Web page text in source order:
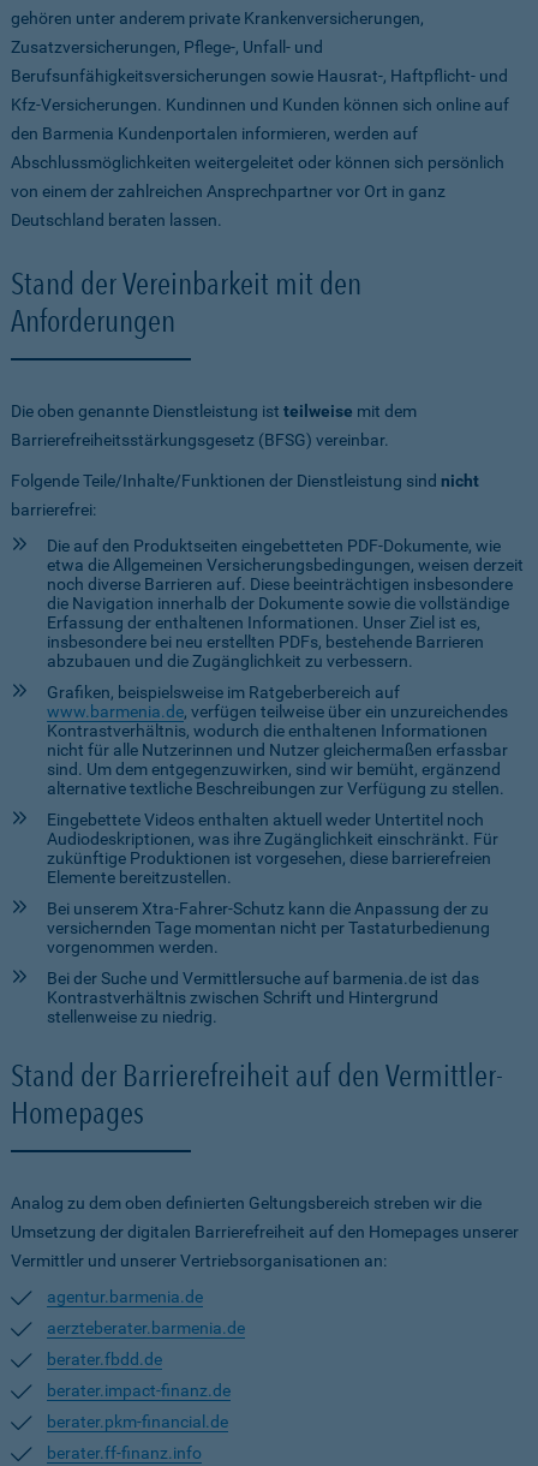
gehören unter anderem private Krankenversicherungen,
Zusatzversicherungen, Pflege-, Unfall- und
Berufsunfähigkeitsversicherungen sowie Hausrat-, Haftpflicht- und
Kfz-Versicherungen. Kundinnen und Kunden können sich online auf
den Barmenia Kundenportalen informieren, werden auf
Abschlussmöglichkeiten weitergeleitet oder können sich persönlich
von einem der zahlreichen Ansprechpartner vor Ort in ganz
Deutschland beraten lassen.
Stand der Vereinbarkeit mit den
Anforderungen
Die oben genannte Dienstleistung ist teilweise mit dem
Barrierefreiheitsstärkungsgesetz (BFSG) vereinbar.
Folgende Teile/Inhalte/Funktionen der Dienstleistung sind nicht
barrierefrei:
Die auf den Produktseiten eingebetteten PDF-Dokumente, wie
etwa die Allgemeinen Versicherungsbedingungen, weisen derzeit
noch diverse Barrieren auf. Diese beeinträchtigen insbesondere
die Navigation innerhalb der Dokumente sowie die vollständige
Erfassung der enthaltenen Informationen. Unser Ziel ist es,
insbesondere bei neu erstellten PDFs, bestehende Barrieren
abzubauen und die Zugänglichkeit zu verbessern.
Grafiken, beispielsweise im Ratgeberbereich auf
www.barmenia.de, verfügen teilweise über ein unzureichendes
Kontrastverhältnis, wodurch die enthaltenen Informationen
nicht für alle Nutzerinnen und Nutzer gleichermaßen erfassbar
sind. Um dem entgegenzuwirken, sind wir bemüht, ergänzend
alternative textliche Beschreibungen zur Verfügung zu stellen.
Eingebettete Videos enthalten aktuell weder Untertitel noch
Audiodeskriptionen, was ihre Zugänglichkeit einschränkt. Für
zukünftige Produktionen ist vorgesehen, diese barrierefreien
Elemente bereitzustellen.
Bei unserem Xtra-Fahrer-Schutz kann die Anpassung der zu
versichernden Tage momentan nicht per Tastaturbedienung
vorgenommen werden.
Bei der Suche und Vermittlersuche auf barmenia.de ist das
Kontrastverhältnis zwischen Schrift und Hintergrund
stellenweise zu niedrig.
Stand der Barrierefreiheit auf den Vermittler-
Homepages
Analog zu dem oben definierten Geltungsbereich streben wir die
Umsetzung der digitalen Barrierefreiheit auf den Homepages unserer
Vermittler und unserer Vertriebsorganisationen an:
agentur.barmenia.de
aerzteberater.barmenia.de
berater.fbdd.de
berater.impact-finanz.de
berater.pkm-financial.de
berater.ff-finanz.info